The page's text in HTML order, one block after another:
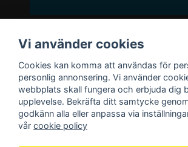
Bli medlem i vårt
email
Mejladress
Bli medlem i vårt nyhetsbrev
av våra nyheter och erbjudande.
Vi använder cookies
Cookies kan komma att användas för
personlig annonsering. Vi använder
webbplats skall fungera och erbjuda dig
upplevelse. Bekräfta ditt samtycke
godkänn alla eller anpassa via
vår cookie policy